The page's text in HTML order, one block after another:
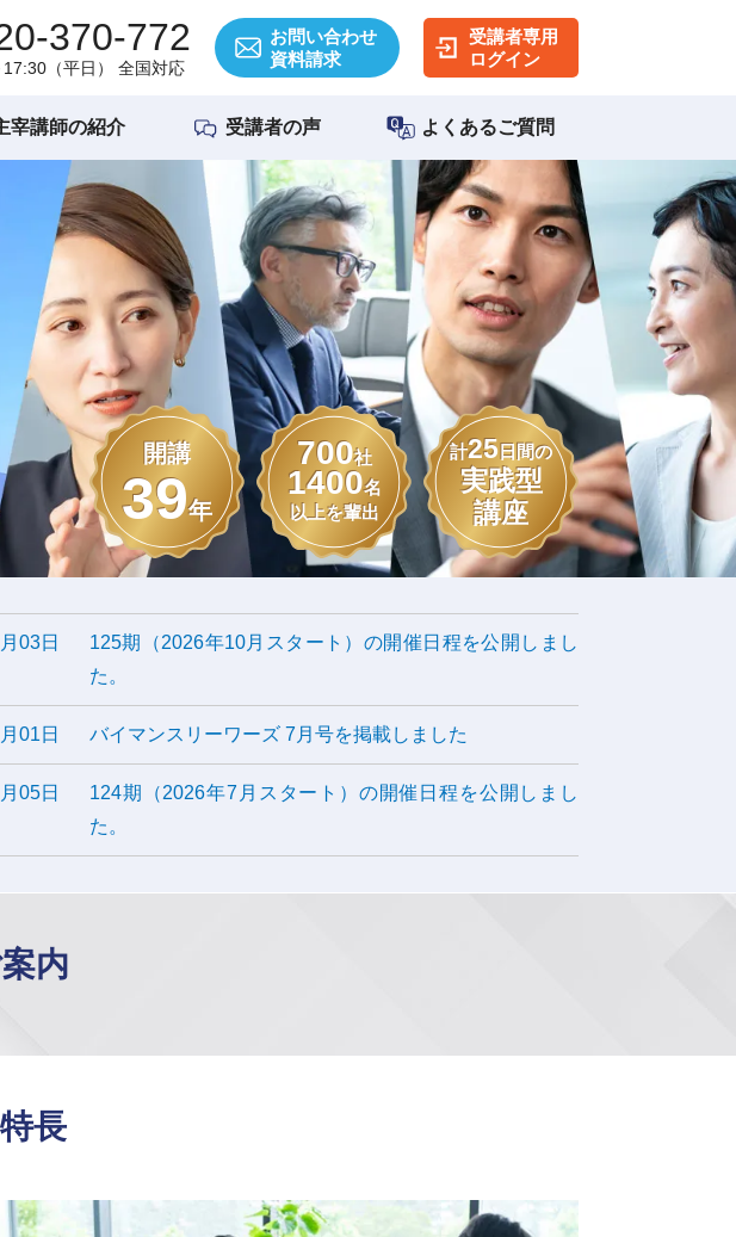
370-772
（平日） 全国対応
お問い合わせ
資料請求
受講者専用
ログイン
宰講師の紹介 受講者の声 よくあるご質問
開講
39年
700社
1400名
以上を輩出
計25 日間の
実践型
講座
03日
125期（2026年10月スタート）の開催日程を公開しまし
た。
01日 バイマンスリーワーズ 7月号を掲載しました
05日
124期（2026年7月スタート）の開催日程を公開しまし
た。
内
特長